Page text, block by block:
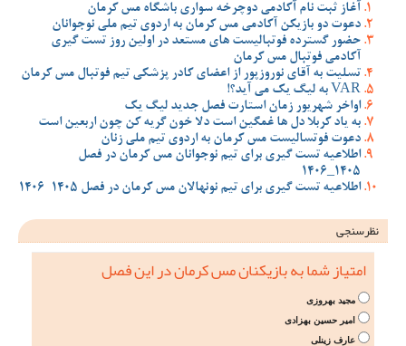
آغاز ثبت نام آکادمی دوچرخه سواری باشگاه مس کرمان
دعوت دو بازیکن آکادمی مس کرمان به اردوی تیم ملی نوجوانان
حضور گسترده فوتبالیست های مستعد در اولین روز تست گیری
آکادمی فوتبال مس کرمان
تسلیت به آقای نوروزپور از اعضای کادر پزشکی تیم فوتبال مس کرمان
VAR به لیگ یک می آید؟!
اواخر شهریور زمان استارت فصل جدید لیگ یک
به یاد کربلا دل ها غمگین است دلا خون گریه کن چون اربعین است
دعوت فوتسالیست مس کرمان به اردوی تیم ملی زنان
اطلاعیه تست گیری برای تیم نوجوانان مس کرمان در فصل
1405_1406
اطلاعیه تست گیری برای تیم نونهالان مس کرمان در فصل 1405-1406
نظرسنجی
امتیاز شما به بازیکنان مس کرمان در این فصل
مجید بهروزی
امیر حسین بهزادی
عارف زینلی